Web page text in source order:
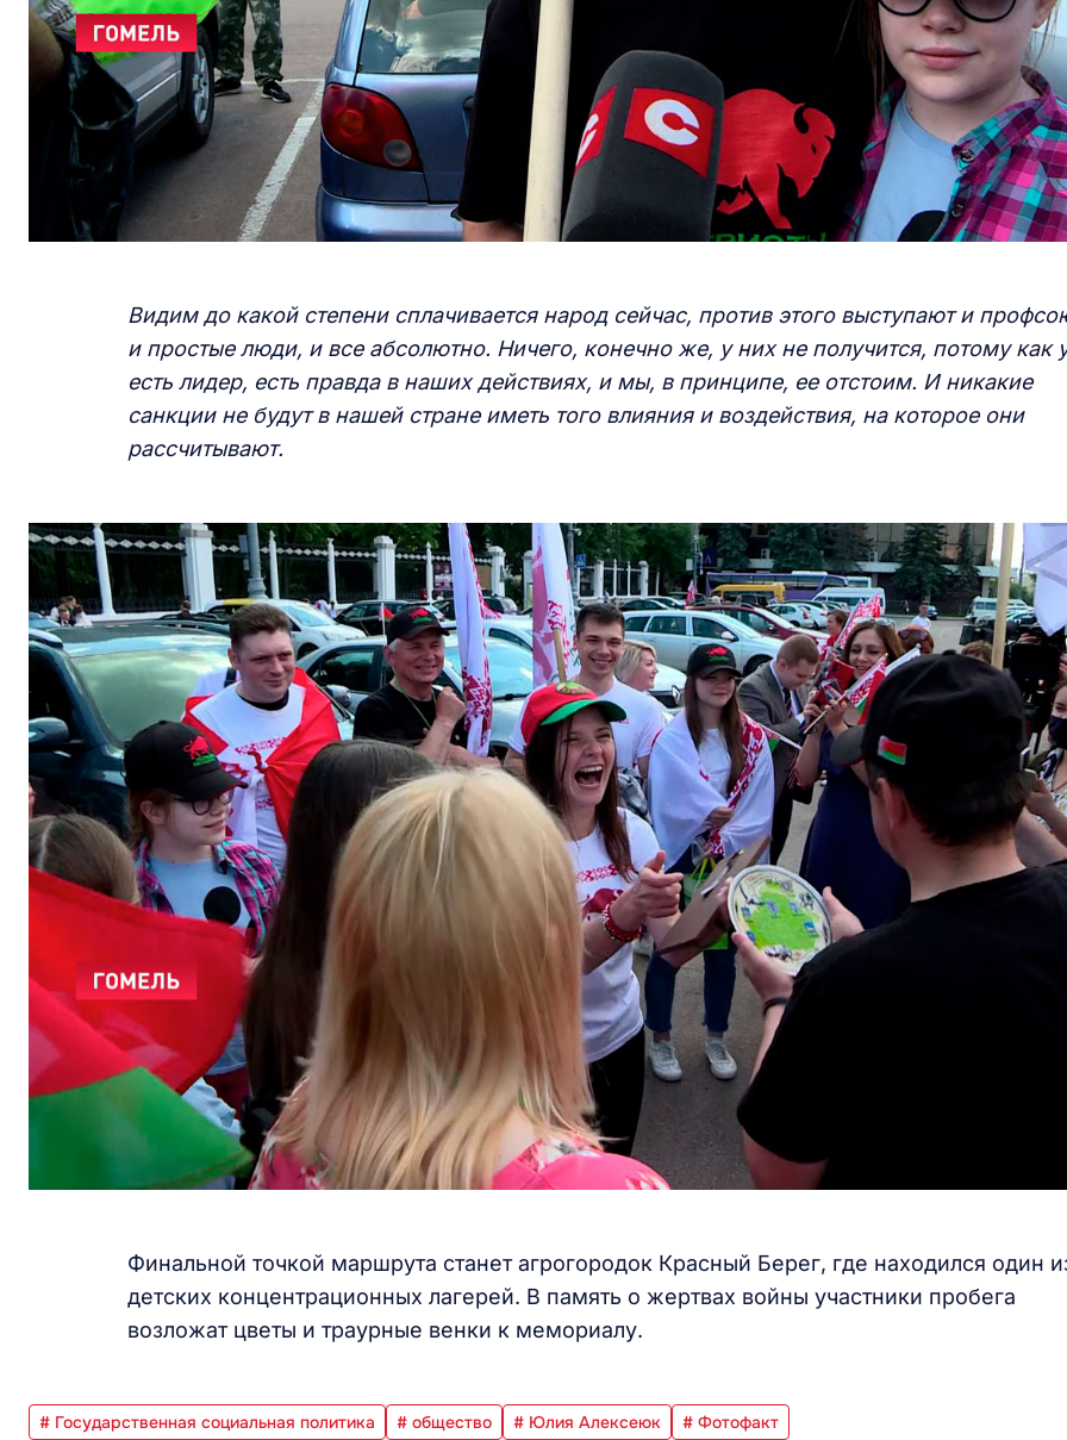
Видим до какой степени сплачивается народ сейчас, против этого выступают и
и простые люди, и все абсолютно. Ничего, конечно же, у них не получится, потому как
есть лидер, есть правда в наших действиях, и мы, в принципе, ее отстоим. И никакие
санкции не будут в нашей стране иметь того влияния и воздействия, на которое они
рассчитывают.
Финальной точкой маршрута станет агрогородок Красный Берег, где находился один
детских концентрационных лагерей. В память о жертвах войны участники пробега
возложат цветы и траурные венки к мемориалу.
# Государственная социальная политика # общество # Юлия Алексеюк # Фотофакт